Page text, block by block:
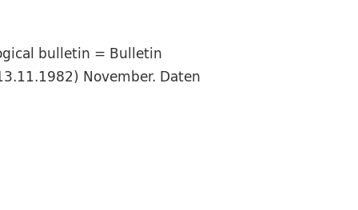
bulletin = Bulletin
November. Daten